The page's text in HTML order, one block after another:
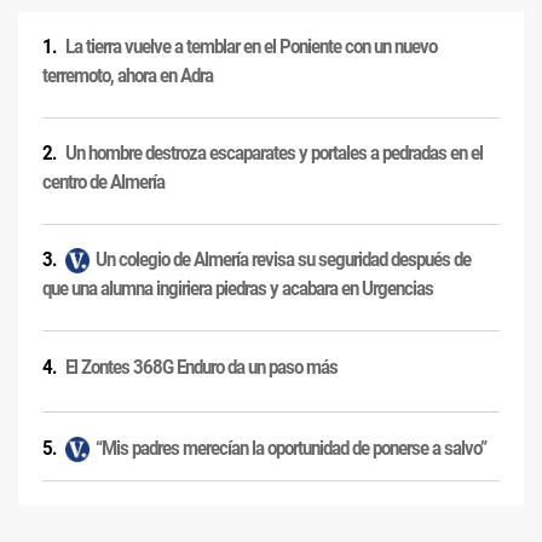
La tierra vuelve a temblar en el Poniente con un nuevo
terremoto, ahora en Adra
Un hombre destroza escaparates y portales a pedradas en el
centro de Almería
Un colegio de Almería revisa su seguridad después de
que una alumna ingiriera piedras y acabara en Urgencias
El Zontes 368G Enduro da un paso más
“Mis padres merecían la oportunidad de ponerse a salvo”